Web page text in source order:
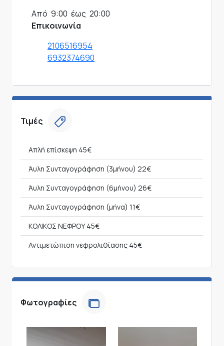
Από 9:00 έως 20:00
Επικοινωνία
2106516954
6932374690
Τιμές
Απλή επίσκεψη 45€
Άυλη Συνταγογράφηση (3μήνου) 22€
Άυλη Συνταγογράφηση (6μήνου) 26€
Άυλη Συνταγογράφηση (μήνα) 11€
ΚΟΛΙΚΟΣ ΝΕΦΡΟΥ 45€
Αντιμετώπιση νεφρολιθίασης 45€
Φωτογραφίες